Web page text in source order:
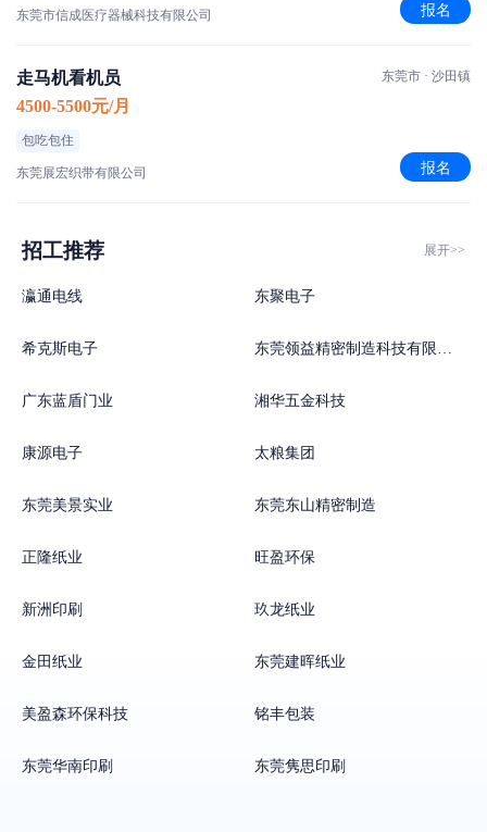
东莞市信成医疗器械科技有限公司 报名
走马机看机员
4500-5500元/月
包吃包住
东莞展宏织带有限公司
东莞市 · 沙田镇
报名
招工推荐 展开>>
瀛通电线 东聚电子
希克斯电子 东莞领益精密制造科技有限公司
广东蓝盾门业 湘华五金科技
康源电子 太粮集团
东莞美景实业 东莞东山精密制造
正隆纸业 旺盈环保
新洲印刷 玖龙纸业
金田纸业 东莞建晖纸业
美盈森环保科技 铭丰包装
东莞华南印刷 东莞隽思印刷